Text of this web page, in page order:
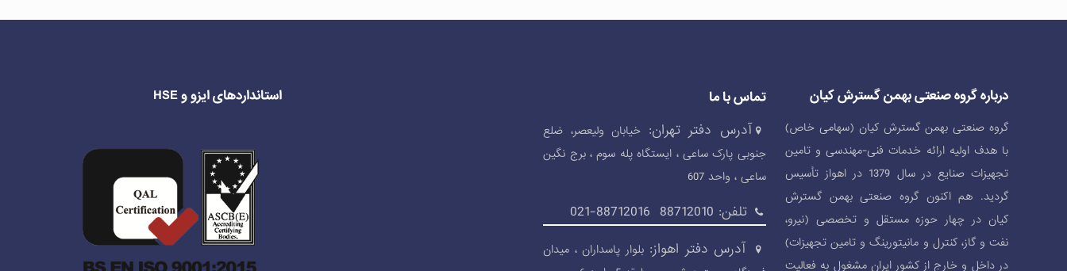
درباره گروه صنعتی بهمن گسترش کیان
گروه صنعتی بهمن گسترش کیان (سهامی خاص)
با هدف اولیه ارائه خدمات فنی-مهندسی و تامین
تجهیزات صنایع در سال 1379 در اهواز تأسیس
گردید. هم اکنون گروه صنعتی بهمن گسترش
کیان در چهار حوزه مستقل و تخصصی (نیرو،
نفت و گاز، کنترل و مانیتورینگ و تامین تجهیزات)
در داخل و خارج از کشور ایران مشغول به فعالیت
تماس با ما
آدرس دفتر تهران: خیابان ولیعصر، ضلع
جنوبی پارک ساعی ، ایستگاه پله سوم ، برج نگین
ساعی ، واحد 607
تلفن: 88712010 88712016-021
آدرس دفتر اهواز:بلوار پاسداران ، میدان
استانداردهای ایزو و HSE